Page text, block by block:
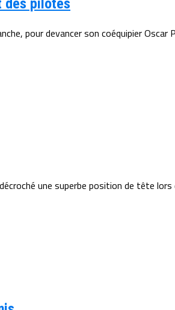
des pilotes
pour devancer son coéquipier Oscar
une superbe position de tête